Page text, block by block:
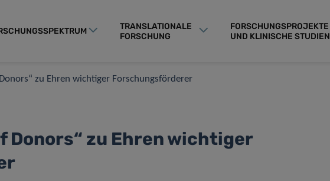
TRANSLATIONALE
FORSCHUNG
FORSCHUNGSPROJEKTE
UND KLINISCHE STUDIEN
zu Ehren wichtiger Forschungsförderer
Donors“ zu Ehren wichtiger